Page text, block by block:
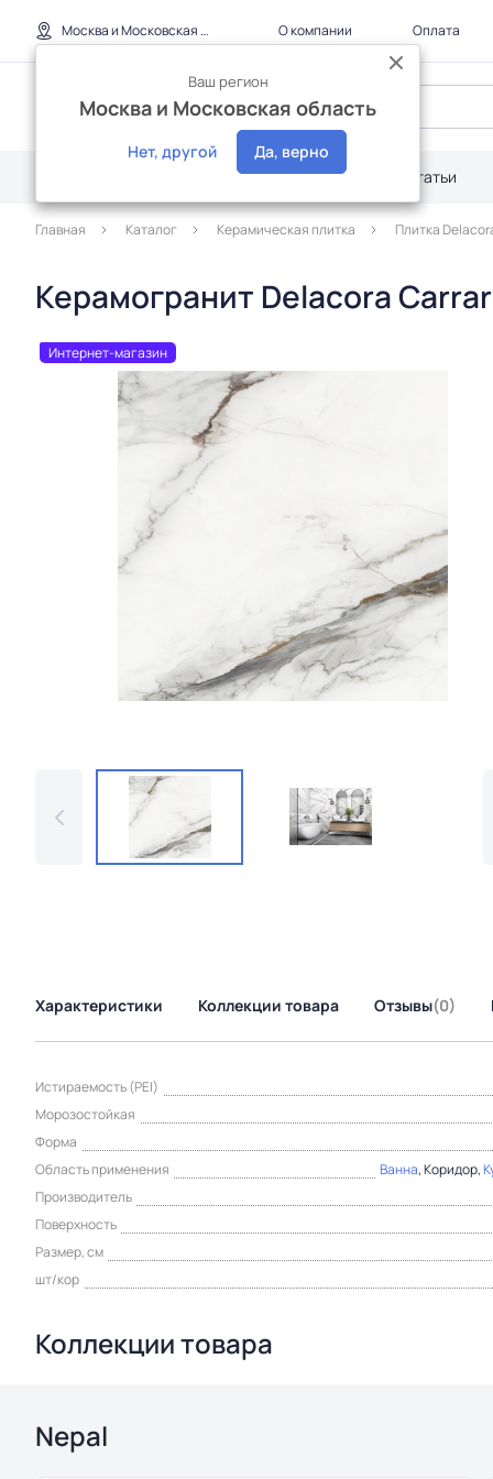
Москва и Московская область
Ваш регион
Москва и Московская область
Нет, другой Да, верно
О компании Оплата
Дилерам Акции Статьи
Главная Каталог Керамическая плитка Плитка
Керамогранит Delacora
Интернет-магазин
Характеристики Коллекции товара Отзывы(0)
Истираемость (PEI)
Морозостойкая
Форма
Область применения
Ванна, Коридор,
Производитель
Поверхность
Размер, см
шт/кор
Коллекции товара
Nepal